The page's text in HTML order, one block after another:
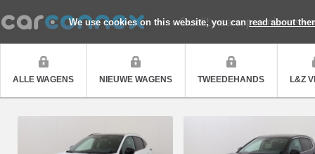
We use cookies on this website, you canread about
Quality cars, premium
ALLE WAGENS NIEUWE WAGENS TWEEDEHANDS L&Z